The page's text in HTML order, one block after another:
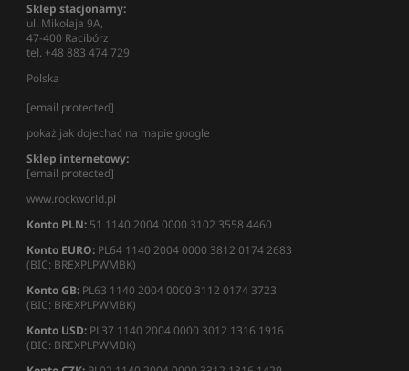
Sklep stacjonarny:
ul. Mikołaja 9A,
47-400 Racibórz
tel. +48 883 474 729
Polska
[email protected]
pokaż jak dojechać na mapie google
Sklep internetowy:
[email protected]
www.rockworld.pl
Konto PLN: 51 1140 2004 0000 3102 3558 4460
Konto EURO: PL64 1140 2004 0000 3812 0174 2683
(BIC: BREXPLPWMBK)
Konto GB: PL63 1140 2004 0000 3112 0174 3723
(BIC: BREXPLPWMBK)
Konto USD: PL37 1140 2004 0000 3012 1316 1916
(BIC: BREXPLPWMBK)